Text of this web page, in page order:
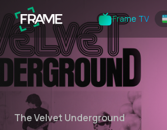
Frame TV
The Velvet Underground